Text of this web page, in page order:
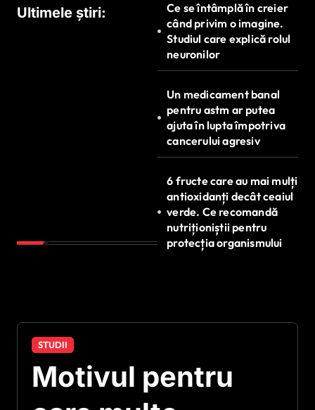
Ultimele știri:
Ce se întâmplă în creier
când privim o imagine.
Studiul care explică rolul
neuronilor
Un medicament banal
pentru astm ar putea
ajuta în lupta împotriva
cancerului agresiv
6 fructe care au mai mulți
antioxidanți decât ceaiul
verde. Ce recomandă
nutriționiștii pentru
protecția organismului
STUDII
Motivul pentru